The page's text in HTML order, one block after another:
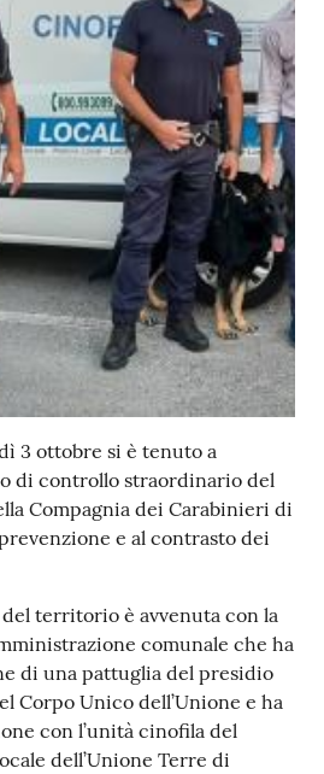
3 ottobre si è tenuto a
di controllo straordinario del
Compagnia dei Carabinieri di
e al contrasto dei
territorio è avvenuta con la
comunale che ha
di una pattuglia del presidio
Corpo Unico dell’Unione e ha
con l’unità cinofila del
dell’Unione Terre di